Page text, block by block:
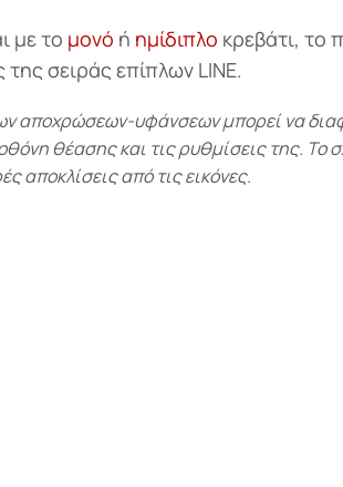
με το μονό ή ημίδιπλο κρεβάτι, το
της σειράς επίπλων LINE.
αποχρώσεων-υφάνσεων μπορεί να
θέασης και τις ρυθμίσεις της. Το
αποκλίσεις από τις εικόνες.